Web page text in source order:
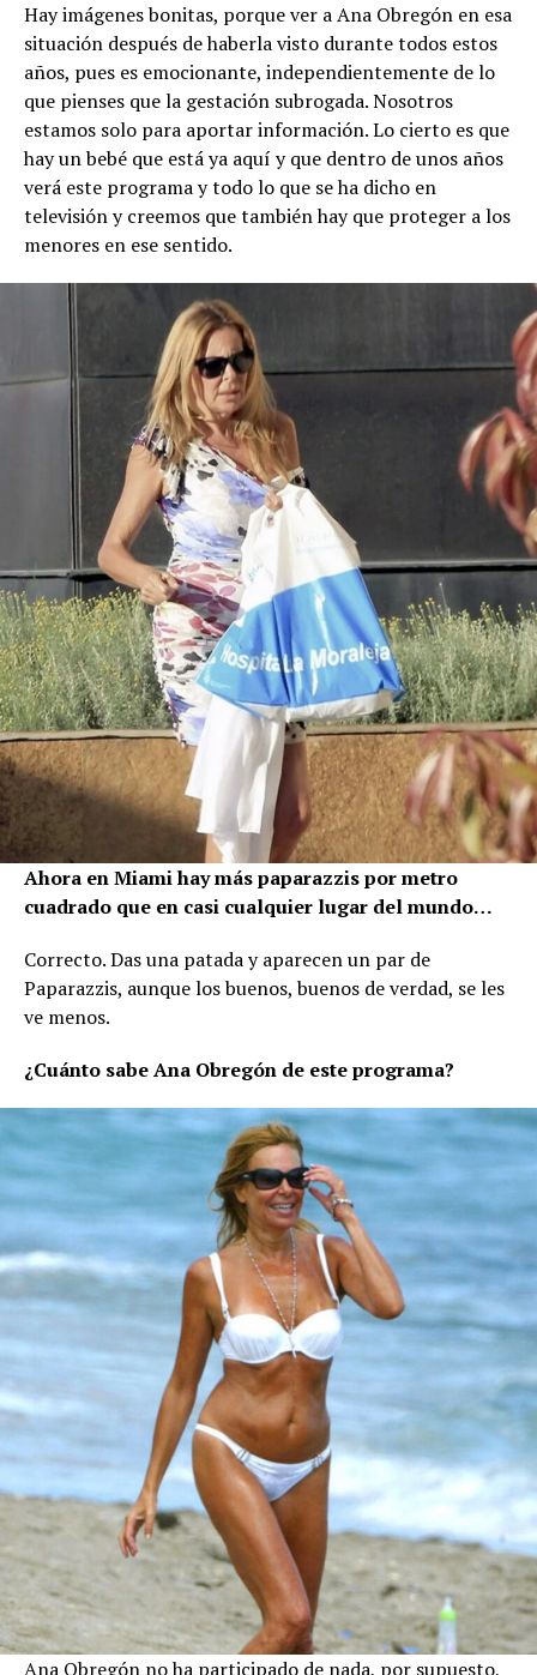
Hay imágenes bonitas, porque ver a Ana Obregón en esa
situación después de haberla visto durante todos estos
años, pues es emocionante, independientemente de lo
que pienses que la gestación subrogada. Nosotros
estamos solo para aportar información. Lo cierto es que
hay un bebé que está ya aquí y que dentro de unos años
verá este programa y todo lo que se ha dicho en
televisión y creemos que también hay que proteger a los
menores en ese sentido.
Ahora en Miami hay más paparazzis por metro
cuadrado que en casi cualquier lugar del mundo…
Correcto. Das una patada y aparecen un par de
Paparazzis, aunque los buenos, buenos de verdad, se les
ve menos.
¿Cuánto sabe Ana Obregón de este programa?
Ana Obregón no ha participado de nada, por supuesto,